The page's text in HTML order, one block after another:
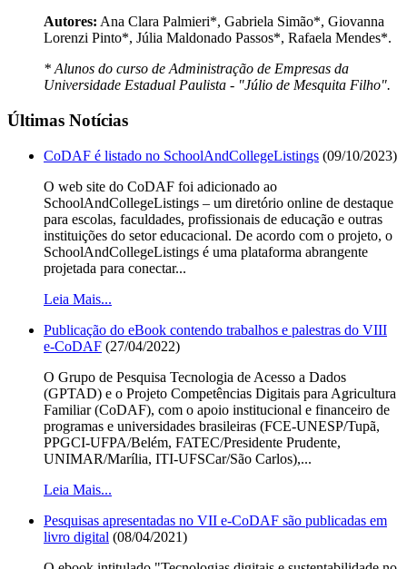
Autores: Ana Clara Palmieri*, Gabriela Simão*, Giovanna
Lorenzi Pinto*, Júlia Maldonado Passos*, Rafaela Mendes*.
* Alunos do curso de Administração de Empresas da
Universidade Estadual Paulista - "Júlio de Mesquita Filho".
Últimas Notícias
CoDAF é listado no SchoolAndCollegeListings (09/10/2023)
O web site do CoDAF foi adicionado ao
SchoolAndCollegeListings – um diretório online de destaque
para escolas, faculdades, profissionais de educação e outras
instituições do setor educacional. De acordo com o projeto, o
SchoolAndCollegeListings é uma plataforma abrangente
projetada para conectar...
Leia Mais...
Publicação do eBook contendo trabalhos e palestras do VIII
e-CoDAF (27/04/2022)
O Grupo de Pesquisa Tecnologia de Acesso a Dados
(GPTAD) e o Projeto Competências Digitais para Agricultura
Familiar (CoDAF), com o apoio institucional e financeiro de
programas e universidades brasileiras (FCE-UNESP/Tupã,
PPGCI-UFPA/Belém, FATEC/Presidente Prudente,
UNIMAR/Marília, ITI-UFSCar/São Carlos),...
Leia Mais...
Pesquisas apresentadas no VII e-CoDAF são publicadas em
livro digital (08/04/2021)